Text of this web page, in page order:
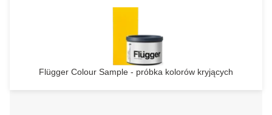
Flügger Colour Sample - próbka kolorów kryjących